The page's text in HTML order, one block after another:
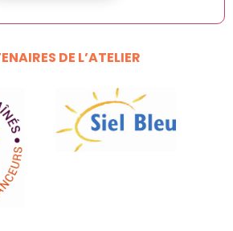
DE L’ATELIER